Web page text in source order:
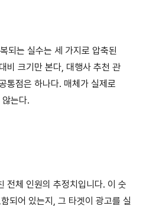
되는 실수는 세 가지로 압축된
비 크기만 본다, 대행사 추천 관
통점은 하나다. 매체가 실제로
는다.
전체 인원의 추정치입니다. 이 숫
되어 있는지, 그 타겟이 광고를 실